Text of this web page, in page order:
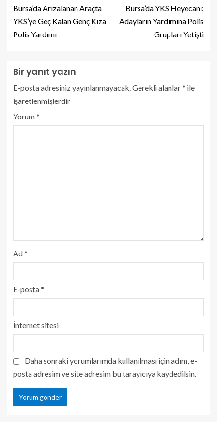
Bursa’da Arızalanan Araçta
YKS’ye Geç Kalan Genç Kıza
Polis Yardımı
Bursa’da YKS Heyecanı:
Adayların Yardımına Polis
Grupları Yetişti
Bir yanıt yazın
E-posta adresiniz yayınlanmayacak.Gerekli alanlar* ile
işaretlenmişlerdir
Yorum*
Ad*
E-posta*
İnternet sitesi
Daha sonraki yorumlarımda kullanılması için adım, e-
posta adresim ve site adresim bu tarayıcıya kaydedilsin.